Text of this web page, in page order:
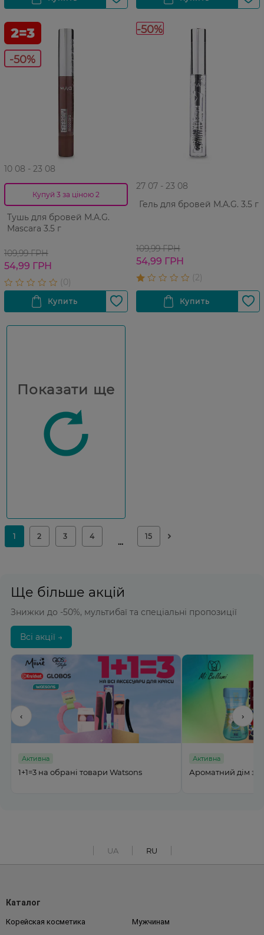
-50%
10 08 - 23 08
Купуй 3 за ціною 2
Тушь для бровей M.A.G.
Mascara 3.5 г
109,99 ГРН
54,99 ГРН
-50%
27 07 - 23 08
Гель для бровей M.A.G. 3.5 г
109,99 ГРН
54,99 ГРН
Показати ще
Ще більше акцій
Знижки до -50%, мультибаї та спеціальні пропозиції
Всі акції →
‹
Активна
1+1=3 на обрані товари Watsons
Активна
Ароматний дім з
›
UA RU
Каталог
Корейская косметика Мужчинам